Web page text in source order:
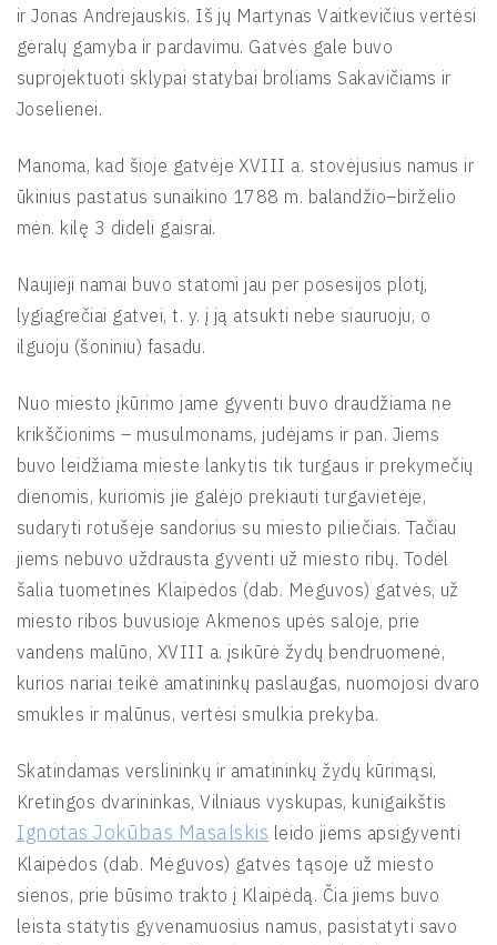
ir Jonas Andrejauskis. Iš jų Martynas Vaitkevičius vertėsi
gėralų gamyba ir pardavimu. Gatvės gale buvo
suprojektuoti sklypai statybai broliams Sakavičiams ir
Joselienei.
Manoma, kad šioje gatvėje XVIII a. stovėjusius namus ir
ūkinius pastatus sunaikino 1788 m. balandžio–birželio
mėn. kilę 3 dideli gaisrai.
Naujieji namai buvo statomi jau per posesijos plotį,
lygiagrečiai gatvei, t. y. į ją atsukti nebe siauruoju, o
ilguoju (šoniniu) fasadu.
Nuo miesto įkūrimo jame gyventi buvo draudžiama ne
krikščionims – musulmonams, judėjams ir pan. Jiems
buvo leidžiama mieste lankytis tik turgaus ir prekymečių
dienomis, kuriomis jie galėjo prekiauti turgavietėje,
sudaryti rotušėje sandorius su miesto piliečiais. Tačiau
jiems nebuvo uždrausta gyventi už miesto ribų. Todėl
šalia tuometinės Klaipėdos (dab. Mėguvos) gatvės, už
miesto ribos buvusioje Akmenos upės saloje, prie
vandens malūno, XVIII a. įsikūrė žydų bendruomenė,
kurios nariai teikė amatininkų paslaugas, nuomojosi dvaro
smukles ir malūnus, vertėsi smulkia prekyba.
Skatindamas verslininkų ir amatininkų žydų kūrimąsi,
Kretingos dvarininkas, Vilniaus vyskupas, kunigaikštis
Ignotas Jokūbas Masalskis leido jiems apsigyventi
Klaipėdos (dab. Mėguvos) gatvės tąsoje už miesto
sienos, prie būsimo trakto į Klaipėdą. Čia jiems buvo
leista statytis gyvenamuosius namus, pasistatyti savo